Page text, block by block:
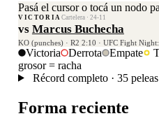
Pasá el cursor o tocá un nodo
VICTORIA Cartelera · 24-11
vs Marcus Buchecha
KO (punches) · R2 2:10 · UFC Fight
Victoria Derrota Empate
grosor = racha
Récord completo · 35 peleas
Forma reciente